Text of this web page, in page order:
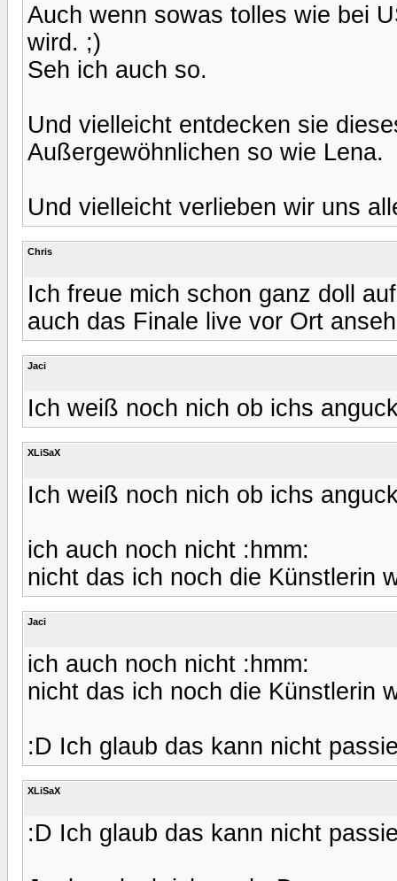
Auch wenn sowas tolles wie bei
wird. ;)
Seh ich auch so.
Und vielleicht entdecken sie
Außergewöhnlichen so wie Lena.
Und vielleicht verlieben wir uns
Chris
Ich freue mich schon ganz doll
auch das Finale live vor Ort
Jaci
Ich weiß noch nich ob ichs
XLiSaX
Ich weiß noch nich ob ichs
ich auch noch nicht :hmm:
nicht das ich noch die Künstlerin
Jaci
ich auch noch nicht :hmm:
nicht das ich noch die Künstlerin
:D Ich glaub das kann nicht
XLiSaX
:D Ich glaub das kann nicht